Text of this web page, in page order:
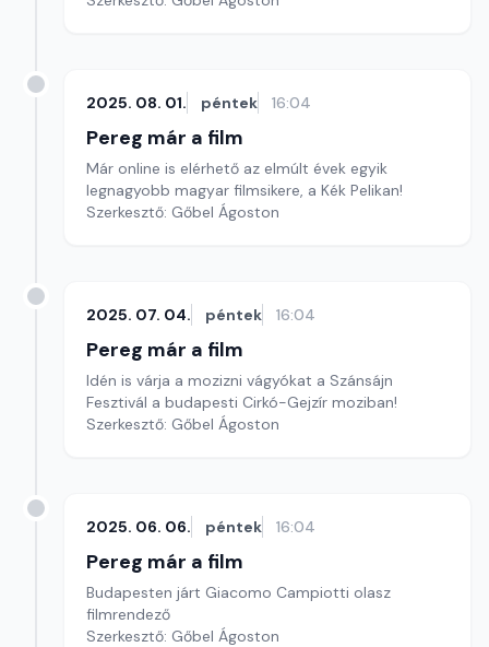
2025. 08. 01. péntek 16:04
Pereg már a film
Már online is elérhető az elmúlt évek egyik
legnagyobb magyar filmsikere, a Kék Pelikan!
Szerkesztő: Gőbel Ágoston
2025. 07. 04. péntek 16:04
Pereg már a film
Idén is várja a mozizni vágyókat a Szánsájn
Fesztivál a budapesti Cirkó-Gejzír moziban!
Szerkesztő: Gőbel Ágoston
2025. 06. 06. péntek 16:04
Pereg már a film
Budapesten járt Giacomo Campiotti olasz
filmrendező
Szerkesztő: Gőbel Ágoston